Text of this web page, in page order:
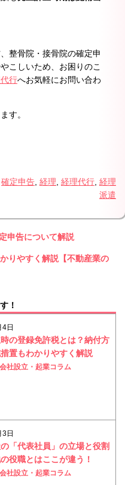
整骨院・接骨院の確定申
こしいため、お困りのこ
行へお気軽にお問い合わ
す。
確定申告 経理 経理代行 経理
派遣
申告について解説
りやすく解説【不動産業の
！
日
の登録免許税とは？納付方
置もわかりやすく解説
会社設立・起業コラム
日
「代表社員」の立場と役割
役職とはここが違う！
会社設立・起業コラム